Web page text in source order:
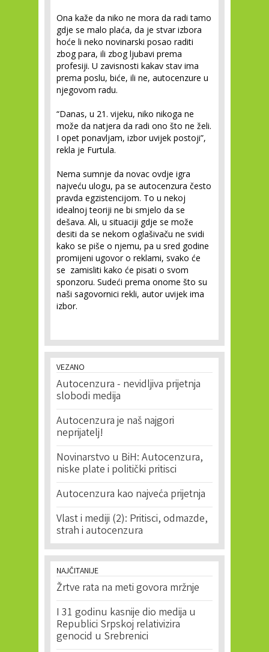
Ona kaže da niko ne mora da radi tamo
gdje se malo plaća, da je stvar izbora
hoće li neko novinarski posao raditi
zbog para, ili zbog ljubavi prema
profesiji. U zavisnosti kakav stav ima
prema poslu, biće, ili ne, autocenzure u
njegovom radu.
“Danas, u 21. vijeku, niko nikoga ne
može da natjera da radi ono što ne želi.
I opet ponavljam, izbor uvijek postoji”,
rekla je Furtula.
Nema sumnje da novac ovdje igra
najveću ulogu, pa se autocenzura često
pravda egzistencijom. To u nekoj
idealnoj teoriji ne bi smjelo da se
dešava. Ali, u situaciji gdje se može
desiti da se nekom oglašivaču ne svidi
kako se piše o njemu, pa u sred godine
promijeni ugovor o reklami, svako će
se zamisliti kako će pisati o svom
sponzoru. Sudeći prema onome što su
naši sagovornici rekli, autor uvijek ima
izbor.
VEZANO
Autocenzura - nevidljiva prijetnja
slobodi medija
Autocenzura je naš najgori
neprijatelj!
Novinarstvo u BiH: Autocenzura,
niske plate i politički pritisci
Autocenzura kao najveća prijetnja
Vlast i mediji (2): Pritisci, odmazde,
strah i autocenzura
NAJČITANIJE
Žrtve rata na meti govora mržnje
I 31 godinu kasnije dio medija u
Republici Srpskoj relativizira
genocid u Srebrenici